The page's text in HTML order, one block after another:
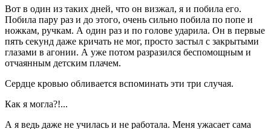
Вот в один из таких дней, что он визжал, я и побила его.
Побила пару раз и до этого, очень сильно побила по попе и
ножкам, ручкам. А один раз и по голове ударила. Он в первые
пять секунд даже кричать не мог, просто застыл с закрытыми
глазами в агонии. А уже потом разразился беспомощным и
отчаянным детским плачем.
Сердце кровью обливается вспоминать эти три случая.
Как я могла?!...
А я ведь даже не училась и не работала. Меня ужасает сама